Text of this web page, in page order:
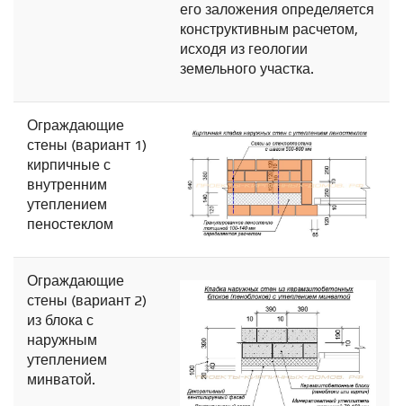
его заложения определяется
конструктивным расчетом,
исходя из геологии
земельного участка.
Ограждающие
стены (вариант 1)
кирпичные с
внутренним
утеплением
пеностеклом
Ограждающие
стены (вариант 2)
из блока с
наружным
утеплением
минватой.